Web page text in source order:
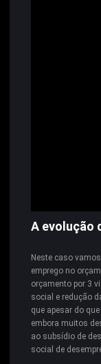
A evolução
Neste caso
emprego no
orçamento por 3
social e redução
que apesar do
embora muitos
ao subsídio de
social de